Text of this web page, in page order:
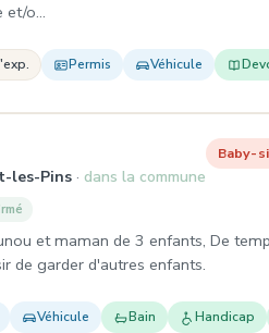
et/o…
Permis Véhicule
, Baby-sitter à Roquefort-
les-Pins dans la commune
Baby-
et maman de 3 enfants, De
de garder d'autres enfants.
Véhicule Bain Handicap